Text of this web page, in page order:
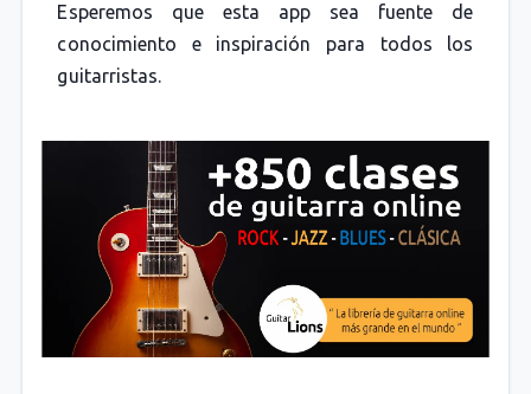
Esperemos que esta app sea fuente de
conocimiento e inspiración para todos los
guitarristas.